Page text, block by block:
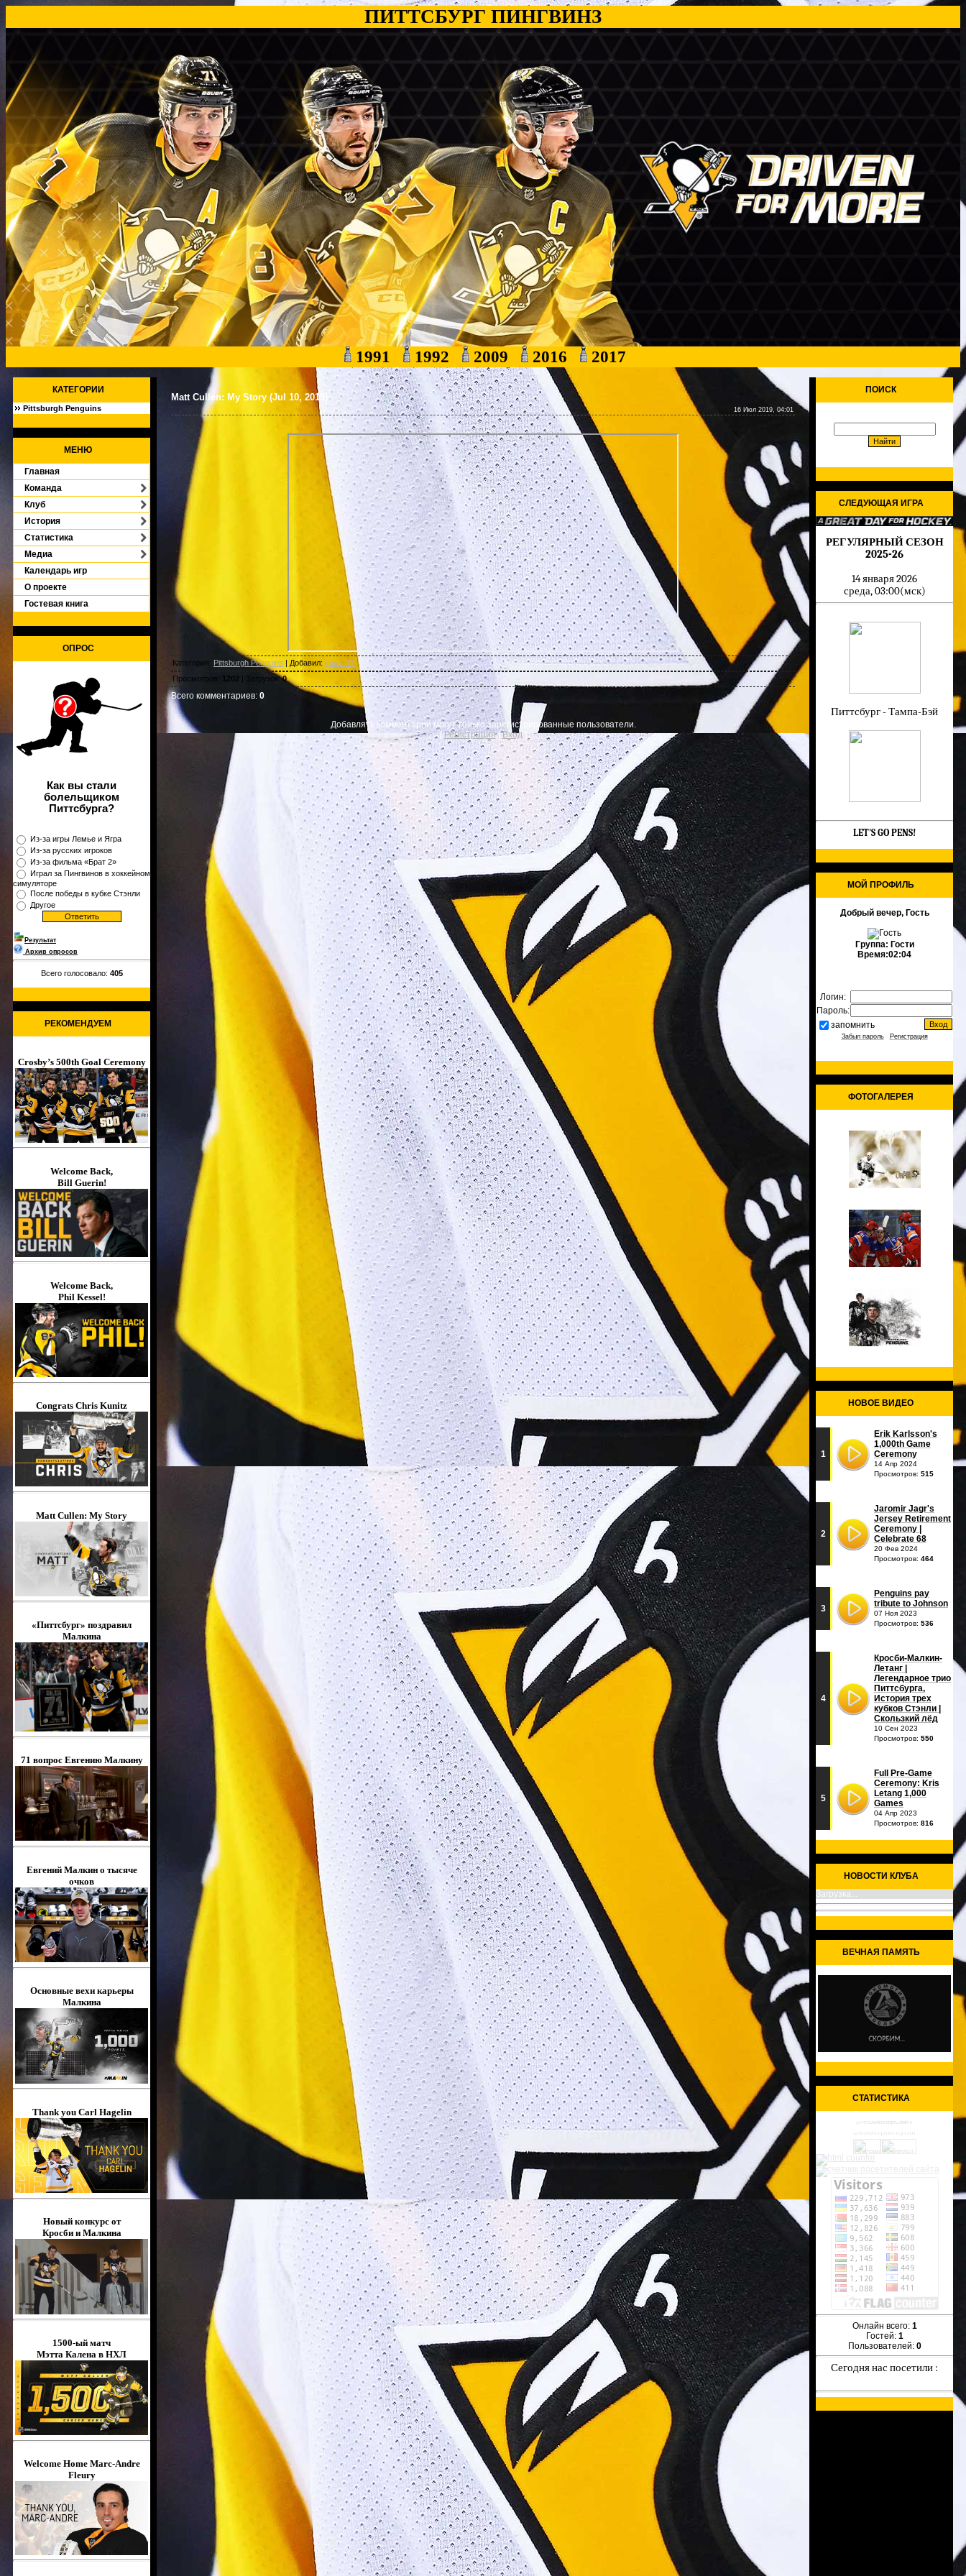
ПИТТСБУРГ ПИНГВИНЗ
1991 1992 2009 2016 2017
КАТЕГОРИИ
Pittsburgh Penguins
МЕНЮ
Главная
Команда
Клуб
История
Статистика
Медиа
Календарь игр
О проекте
Гостевая книга
ОПРОС
Как вы стали
болельщиком
Питтсбурга?
Из-за игры Лемье и Ягра
Из-за русских игроков
Из-за фильма «Брат 2»
Играл за Пингвинов в хоккейном
симуляторе
После победы в кубке Стэнли
Другое
Результат
Архив опросов
Всего голосовало: 405
РЕКОМЕНДУЕМ
Crosby’s 500th Goal Ceremony
Welcome Back,
Bill Guerin!
Welcome Back,
Phil Kessel!
Congrats Chris Kunitz
Matt Cullen: My Story
«Питтсбург» поздравил
Малкина
71 вопрос Евгению Малкину
Евгений Малкин о тысяче
очков
Основные вехи карьеры
Малкина
Thank you Carl Hagelin
Новый конкурс от
Кросби и Малкина
1500-ый матч
Мэтта Калена в НХЛ
Welcome Home Marc-Andre
Fleury
Matt Cullen: My Story (Jul 10, 2019)
16 Июл 2019, 04:01
Категория: Pittsburgh Penguins | Добавил: Lexa_71
Просмотров: 1202 | Загрузок:0
Всего комментариев: 0
Добавлять комментарии могут только зарегистрированные пользователи.
[Регистрация|Вход
ПОИСК
СЛЕДУЮЩАЯ ИГРА
РЕГУЛЯРНЫЙ СЕЗОН
2025-26
14 января 2026
среда, 03:00(мск)
Питтсбург - Тампа-Бэй
LET'S GO PENS!
МОЙ ПРОФИЛЬ
Добрый вечер, Гость
Группа: Гости
Время:02:04
Логин:
Пароль:
запомнить
Забыл пароль| Регистрация
ФОТОГАЛЕРЕЯ
НОВОЕ ВИДЕО
1
Erik Karlsson's
1,000th Game
Ceremony
14 Апр 2024
Просмотров: 515
2
Jaromir Jagr's
Jersey Retirement
Ceremony |
Celebrate 68
20 Фев 2024
Просмотров: 464
3
Penguins pay
tribute to Johnson
07 Ноя 2023
Просмотров: 536
4
Кросби-Малкин-
Летанг |
Легендарное трио
Питтсбурга,
История трех
кубков Стэнли |
Скользкий лёд
10 Сен 2023
Просмотров: 550
5
Full Pre-Game
Ceremony: Kris
Letang 1,000
Games
04 Апр 2023
Просмотров: 816
НОВОСТИ КЛУБА
Загрузка...
ВЕЧНАЯ ПАМЯТЬ
СТАТИСТИКА
Онлайн всего: 1
Гостей: 1
Пользователей: 0
Сегодня нас посетили :